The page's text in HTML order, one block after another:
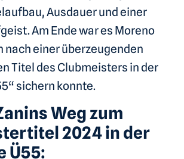
Ausdauer und einer
Am Ende war es Moreno
nach einer überzeugenden
Titel des Clubmeisters in der
sichern konnte.
Weg zum
2024 in der
Ü55: